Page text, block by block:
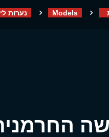
Models נערות